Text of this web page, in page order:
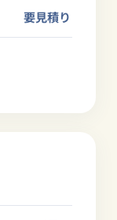
要見積り